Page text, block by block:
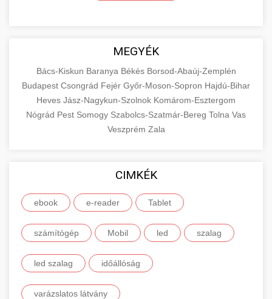
MEGYÉK
Bács-Kiskun Baranya Békés Borsod-Abaúj-Zemplén
Budapest Csongrád Fejér Győr-Moson-Sopron Hajdú-Bihar
Heves Jász-Nagykun-Szolnok Komárom-Esztergom
Nógrád Pest Somogy Szabolcs-Szatmár-Bereg Tolna Vas
Veszprém Zala
CIMKÉK
ebook e-reader Tablet
számítógép Mobil led szalag
led szalag időállóság
varázslatos látvány